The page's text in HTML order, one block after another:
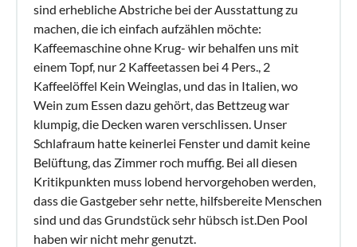
sind erhebliche Abstriche bei der Ausstattung zu
machen, die ich einfach aufzählen möchte:
Kaffeemaschine ohne Krug- wir behalfen uns mit
einem Topf, nur 2 Kaffeetassen bei 4 Pers., 2
Kaffeelöffel Kein Weinglas, und das in Italien, wo
Wein zum Essen dazu gehört, das Bettzeug war
klumpig, die Decken waren verschlissen. Unser
Schlafraum hatte keinerlei Fenster und damit keine
Belüftung, das Zimmer roch muffig. Bei all diesen
Kritikpunkten muss lobend hervorgehoben werden,
dass die Gastgeber sehr nette, hilfsbereite Menschen
sind und das Grundstück sehr hübsch ist.Den Pool
haben wir nicht mehr genutzt.